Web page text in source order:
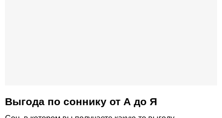
Выгода по соннику от А до Я